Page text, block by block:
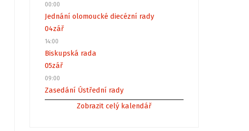
00:00
Jednání olomoucké diecézní rady
04zář
14:00
Biskupská rada
05zář
09:00
Zasedání Ústřední rady
Zobrazit celý kalendář